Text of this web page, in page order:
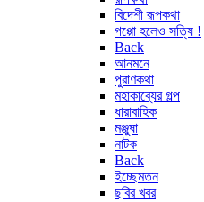
বিদেশী রূপকথা
গপ্পো হলেও সত্যি !
Back
আনমনে
পুরাণকথা
মহাকাব্যের গল্প
ধারাবাহিক
মঞ্জুষা
নাটক
Back
ইচ্ছেমতন
ছবির খবর